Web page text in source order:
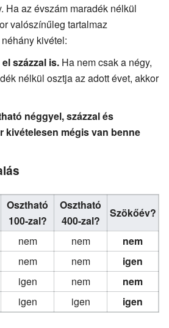
Ha az évszám maradék nélkül
valószínűleg tartalmaz
kivétel:
százzal is. Ha nem csak a négy,
nélkül osztja az adott évet, akkor
néggyel, százzal és
kivételesen mégis van benne
Osztható
100-zal?
Osztható
400-zal?
Szökőév?
nem nem
nem
nem nem
igen
igen nem
nem
igen igen igen